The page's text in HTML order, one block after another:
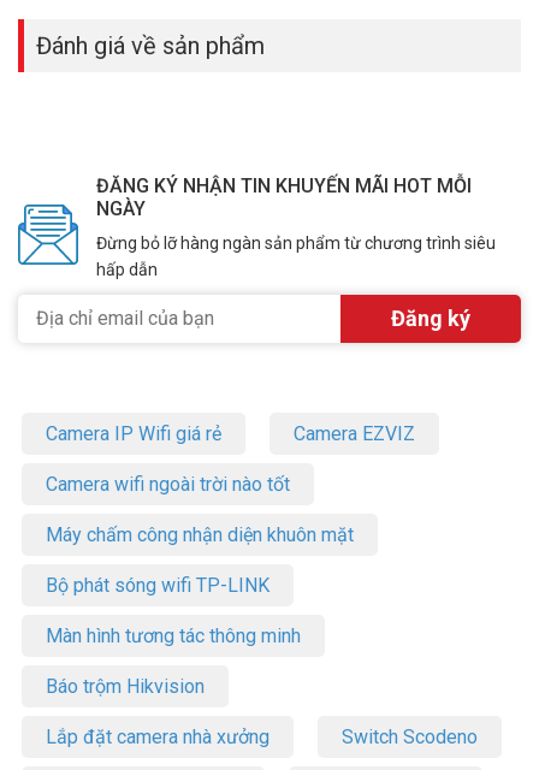
Đánh giá về sản phẩm
ĐĂNG KÝ NHẬN TIN KHUYẾN MÃI HOT MỖI
NGÀY
Đừng bỏ lỡ hàng ngàn sản phẩm từ chương trình siêu
hấp dẫn
Camera IP Wifi giá rẻ Camera EZVIZ
Camera wifi ngoài trời nào tốt
Máy chấm công nhận diện khuôn mặt
Bộ phát sóng wifi TP-LINK
Màn hình tương tác thông minh
Báo trộm Hikvision
Lắp đặt camera nhà xưởng Switch Scodeno